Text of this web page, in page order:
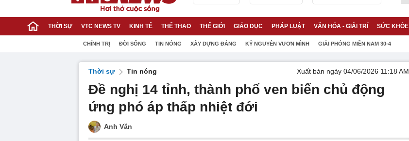
THỜI SỰ VTC NEWS TV KINH TẾ THỂ THAO THẾ GIỚI GIÁO DỤC PHÁP LUẬT VĂN HÓA - GIẢI TRÍ SỨC KHỎE
CHÍNH TRỊ ĐỜI SỐNG TIN NÓNG XÂY DỰNG ĐẢNG KỶ NGUYÊN VƯƠN MÌNH GIẢI PHÓNG MIỀN NAM 30-4
Thời sự Tin nóng Xuất bản ngày 04/06/2026 11:18 AM
Đề nghị 14 tỉnh, thành phố ven biển chủ động
ứng phó áp thấp nhiệt đới
Anh Văn